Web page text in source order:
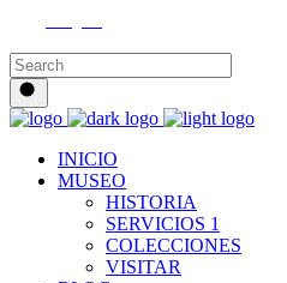
INICIO
MUSEO
HISTORIA
SERVICIOS 1
COLECCIONES
VISITAR